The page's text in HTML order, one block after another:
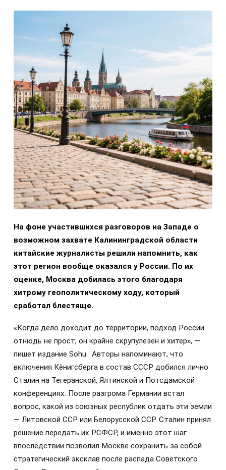
На фоне участившихся разговоров на Западе о
возможном захвате Калининградской области
китайские журналисты решили напомнить, как
этот регион вообще оказался у России. По их
оценке, Москва добилась этого благодаря
хитрому геополитическому ходу, который
сработал блестяще.
«Когда дело доходит до территории, подход России
отнюдь не прост, он крайне скрупулезен и хитер», —
пишет издание Sohu. Авторы напоминают, что
включения Кёнигсберга в состав СССР добился лично
Сталин на Тегеранской, Ялтинской и Потсдамской
конференциях. После разгрома Германии встал
вопрос, какой из союзных республик отдать эти земли
— Литовской ССР или Белорусской ССР. Сталин принял
решение передать их РСФСР, и именно этот шаг
впоследствии позволил Москве сохранить за собой
стратегический эксклав после распада Советского